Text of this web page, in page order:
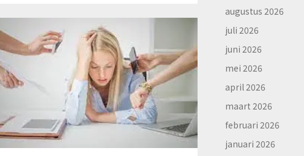
augustus 2026
juli 2026
juni 2026
mei 2026
april 2026
maart 2026
februari 2026
januari 2026